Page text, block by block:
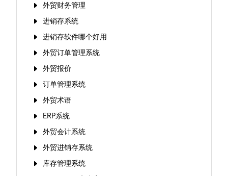
外贸财务管理
进销存系统
进销存软件哪个好用
外贸订单管理系统
外贸报价
订单管理系统
外贸术语
ERP系统
外贸会计系统
外贸进销存系统
库存管理系统